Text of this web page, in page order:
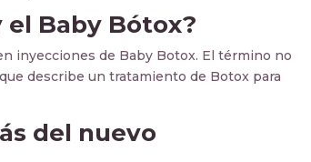
el Baby Bótox?
inyecciones de Baby Botox. El término no
describe un tratamiento de Botox para
del nuevo